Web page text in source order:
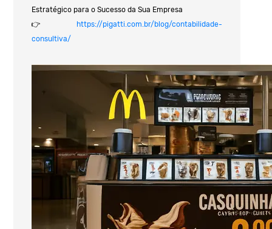
Estratégico para o Sucesso da Sua Empresa
👉 https://pigatti.com.br/blog/contabilidade-
consultiva/